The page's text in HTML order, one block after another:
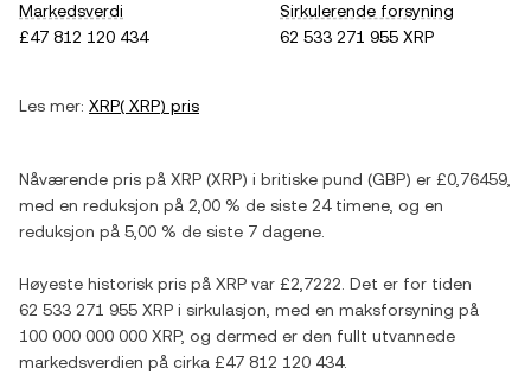
Markedsverdi
£47 812 120 434
Sirkulerende forsyning
62 533 271 955 XRP
Les mer: XRP( XRP) pris
Nåværende pris på XRP (XRP) i britiske pund (GBP) er £0,76459
med en reduksjon på 2,00 % de siste 24 timene, og en
reduksjon på 5,00 % de siste 7 dagene.
Høyeste historisk pris på XRP var £2,7222 . Det er for tiden
62 533 271 955 XRP i sirkulasjon, med en maksforsyning på
100 000 000 000 XRP, og dermed er den fullt utvannede
markedsverdien på cirka £47 812 120 434.